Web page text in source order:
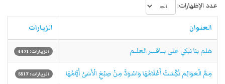
عدد الإظهارات:
العنوان الزيارات
هلم بنا نبكي على بـــاقـــــر العلــم الزيارات: 4471
مِمَّ الْعَوَالِم نُكِّسَتْ أَعْلَامُهَا وَاسْوَدَّ مِنْ صِبْغِ الْأَسَىْ أَيَّامُهَا الزيارات: 5517